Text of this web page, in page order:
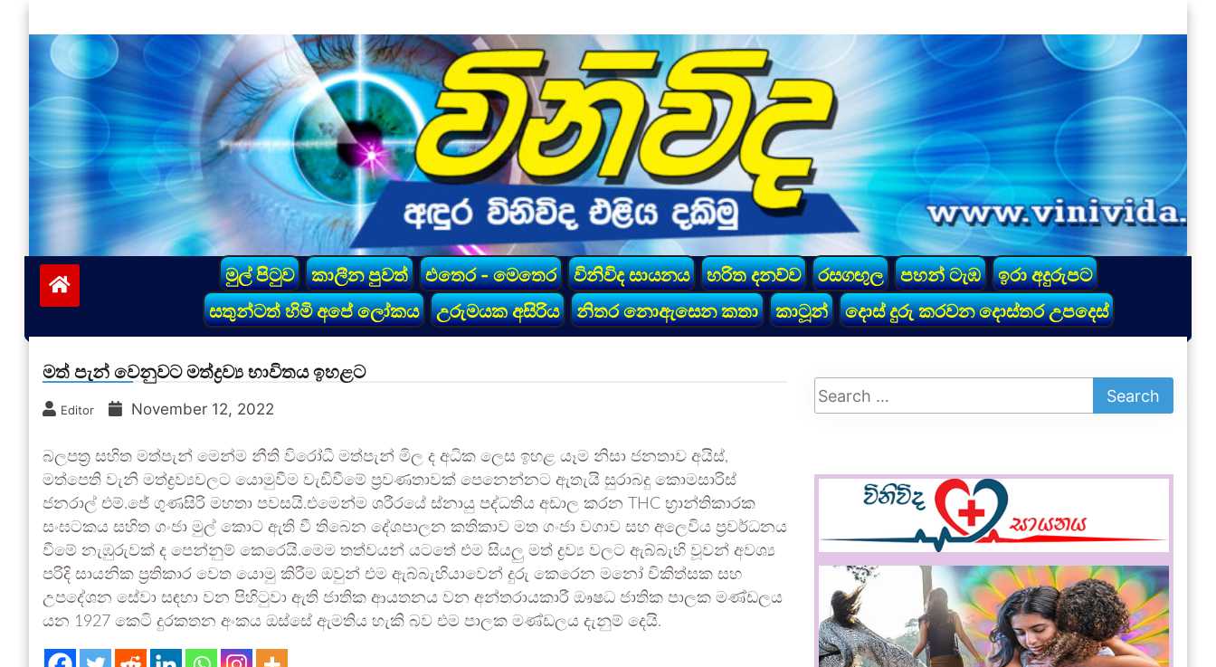
to
content
vinivida.lk
මුල් පිටුව කාලීන පුවත් එතෙර - මෙතෙර විනිවිද සායනය හරිත දනව්ව රසගඟුල පහන් ටැඹ
ඉරා අදුරුපට
සතුන්ටත් හිමි අපේ ලෝකය
උරුමයක අසිරිය නිතර නොඇසෙන කතා කාටූන් දොස් දුරු කරවන දොස්තර උපදෙස්
මත් පැන් වෙනුවට මත්ද්‍රව්‍ය භාවිතය ඉහළට
Editor November 12, 2022
බලපත්‍ර සහිත මත්පැන් මෙන්ම නීති විරෝධී මත්පැන් මිල ද අධික ලෙස ඉහළ යෑම නිසා ජනතාව අයිස්,
මත්පෙති වැනි මත්ද්‍රව්‍යවලට යොමුවීම වැඩිවීමේ ප්‍රවණතාවක් පෙනෙන්නට ඇතැයි සුරාබදු කොමසාරිස්
ජනරාල් එම්.ජේ ගුණසිරි මහතා පවසයි.එමෙන්ම ශරීරයේ ස්නායු පද්ධතිය අඩාල කරන THC භ්‍රාන්තිකාරක
සංඝටකය සහිත ගංජා මුල් කොට ඇති වී තිබෙන දේශපාලන කතිකාව මත ගංජා වගාව සහ අලෙවිය ප්‍රවර්ධනය
වීමේ නැඹුරුවක් ද පෙන්නුම් කෙරෙයි.මෙම තත්වයන් යටතේ එම සියලු මත් ද්‍රව්‍ය වලට ඇබ්බැහි වූවන් අවශ්‍ය
පරිදි සායනික ප්‍රතිකාර වෙත යොමු කිරීම ඔවුන් එම ඇබ්බැහියාවෙන් දුරු කෙරෙන මනෝ චිකිත්සක සහ
උපදේශන සේවා සඳහා වන පිහිටුවා ඇති ජාතික ආයතනය වන අන්තරායකාරී ඖෂධ ජාතික පාලක මණ්ඩලය
යන 1927 කෙටි දුරකතන අංකය ඔස්සේ ඇමතිය හැකි බව එම පාලක මණ්ඩලය දැනුම් දෙයි.